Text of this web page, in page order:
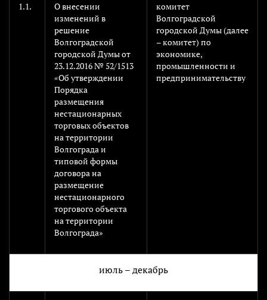
1.1.
О внесении
изменений в
решение
Волгоградской
городской Думы от
23.12.2016 № 52/1513
«Об утверждении
Порядка
размещения
нестационарных
торговых объектов
на территории
Волгограда и
типовой формы
договора на
размещение
нестационарного
торгового объекта
на территории
Волгограда»
комитет
Волгоградской
городской Думы (далее
– комитет) по
экономике,
промышленности и
предпринимательству
июль – декабрь